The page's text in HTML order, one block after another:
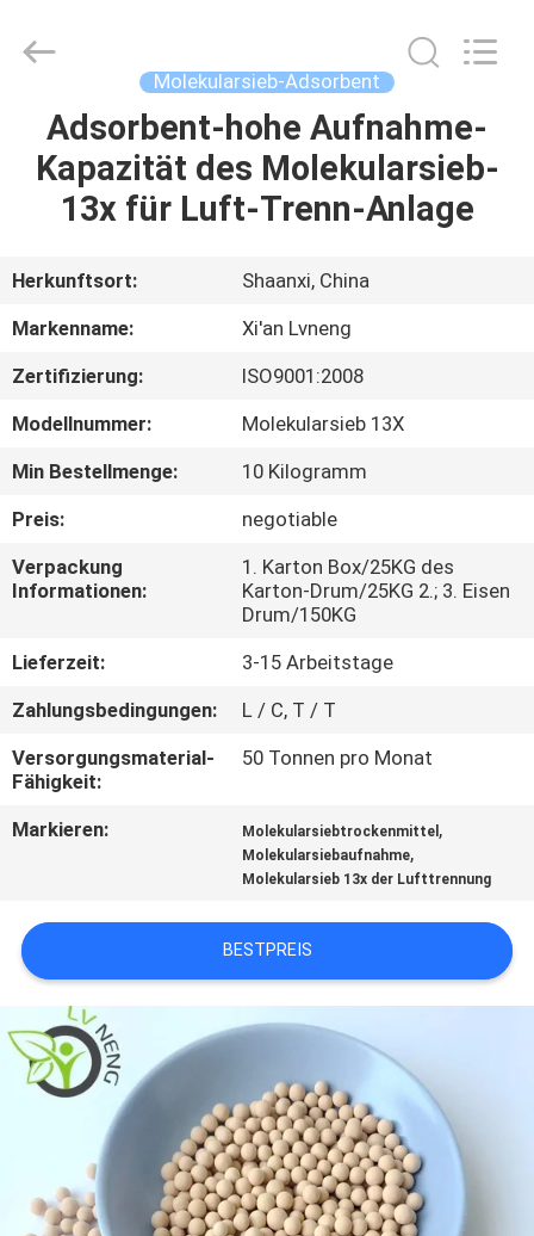
HAUSE
VIDEOS
VR
SHOW
ÜBER
UNS
WERKSBESICHTIGUNG
QUALITÄTSKONTROLLE
KONTAKT
FÄLLE
ANGEBOT
ANFORDERN
SITEMAP
PRIVACY
Technology
Co.,Ltd..
Molekularsieb-Adsorbent
Adsorbent-hohe Aufnahme-
Kapazität des Molekularsieb-
13x für Luft-Trenn-Anlage
Herkunftsort:
Shaanxi, China
Markenname:
Xi'an Lvneng
Zertifizierung:
ISO9001:2008
Modellnummer:
Molekularsieb 13X
Min Bestellmenge:
10 Kilogramm
Preis:
negotiable
Verpackung
Informationen:
1. Karton Box/25KG des
Karton-Drum/25KG 2.; 3. Eisen
Drum/150KG
Lieferzeit:
3-15 Arbeitstage
Zahlungsbedingungen:
L / C, T / T
Versorgungsmaterial-
Fähigkeit:
50 Tonnen pro Monat
Markieren: Molekularsiebtrockenmittel ,
Molekularsiebaufnahme,
Molekularsieb 13x der Lufttrennung
BESTPREIS